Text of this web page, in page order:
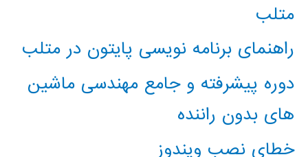
متلب
راهنمای برنامه نویسی پایتون در متلب
دوره پیشرفته و جامع مهندسی ماشین
های بدون راننده
خطای نصب ویندوز